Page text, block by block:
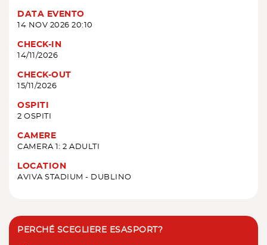
DATA EVENTO
14 NOV 2026 20:10
CHECK-IN
14/11/2026
CHECK-OUT
15/11/2026
OSPITI
2 OSPITI
CAMERE
CAMERA 1: 2 ADULTI
LOCATION
AVIVA STADIUM - DUBLINO
PERCHÉ SCEGLIERE ESASPORT?